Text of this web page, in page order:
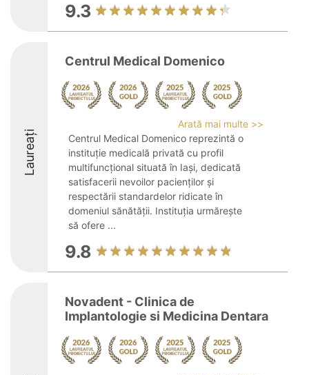
9.3
Laureați
Centrul Medical Domenico
Arată mai multe >>
Centrul Medical Domenico reprezintă o
instituție medicală privată cu profil
multifuncțional situată în Iași, dedicată
satisfacerii nevoilor pacienților și
respectării standardelor ridicate în
domeniul sănătății. Instituția urmărește
să ofere ...
9.8
Novadent - Clinica de
Implantologie si Medicina Dentara